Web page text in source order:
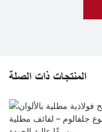
المنتجات ذات الصلة